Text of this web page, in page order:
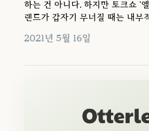
하는 건 아니다. 하지만 토크쇼 '
랜드가 갑자기 무너질 때는 내부
2021년 5월 16일